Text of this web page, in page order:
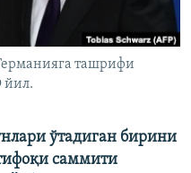
ташрифи
йил.
ўтадиган бирини
саммити